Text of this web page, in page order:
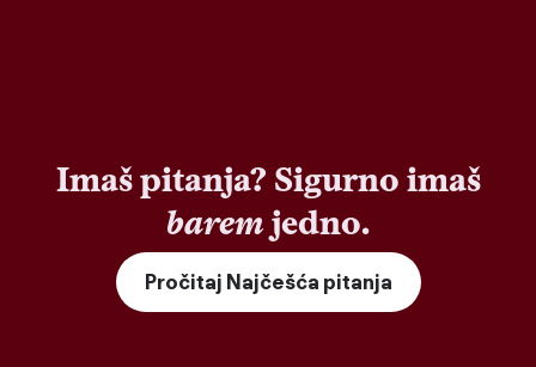
Imaš pitanja? Sigurno imaš
baremjedno.
Pročitaj Najčešća pitanja